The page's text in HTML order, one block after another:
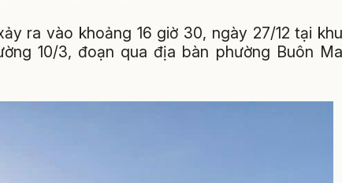
ra vào khoảng 16 giờ 30, ngày 27/12 tại khu
10/3, đoạn qua địa bàn phường Buôn Ma